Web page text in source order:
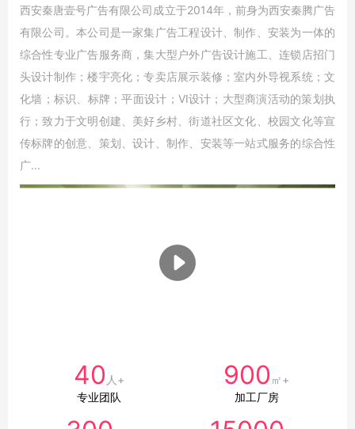
西安秦唐壹号广告有限公司成立于2014年，前身为西安秦腾广告
有限公司。本公司是一家集广告工程设计、制作、安装为一体的
综合性专业广告服务商，集大型户外广告设计施工、连锁店招门
头设计制作；楼宇亮化；专卖店展示装修；室内外导视系统；文
化墙；标识、标牌；平面设计；VI设计；大型商演活动的策划执
行；致力于文明创建、美好乡村、街道社区文化、校园文化等宣
传标牌的创意、策划、设计、制作、安装等一站式服务的综合性
广...
40 人+
专业团队
900 ㎡+
加工厂房